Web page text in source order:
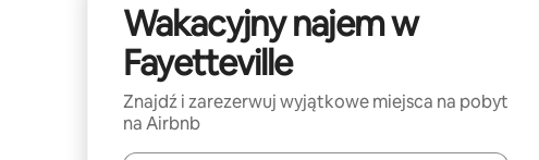
Wakacyjny najem w
Fayetteville
Znajdź i zarezerwuj wyjątkowe miejsca na pobyt
na Airbnb